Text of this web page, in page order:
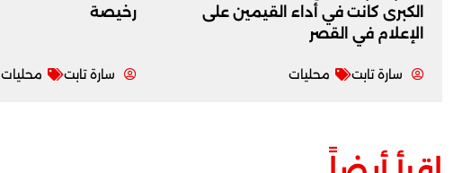
الكبرى كانت في أداء القيمين على
‏الإعلام في القصر
سارة تابت محليات
رخيصة
سارة تابت محليات